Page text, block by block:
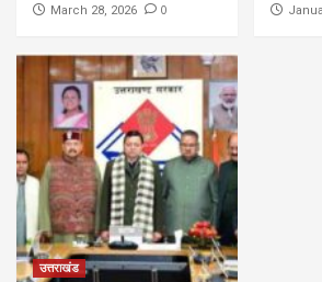
March 28, 2026 0
उत्तराखंड